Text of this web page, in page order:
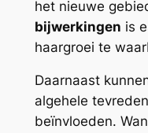
het nieuwe
bijwerkingen is
haargroei te
Daarnaast
algehele
beïnvloeden.